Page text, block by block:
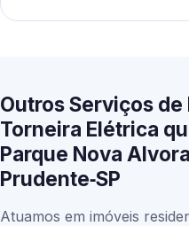
Outros Serviços
Torneira Elétrica
Parque Nova
Prudente‑SP
Atuamos em imóveis